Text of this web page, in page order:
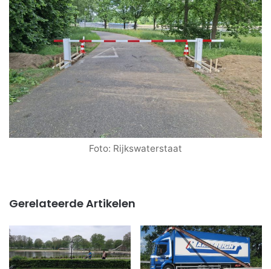
Foto: Rijkswaterstaat
Gerelateerde Artikelen